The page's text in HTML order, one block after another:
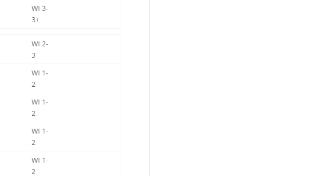
WI 3-
3+
WI 2-
3
WI 1-
2
WI 1-
2
WI 1-
2
WI 1-
2